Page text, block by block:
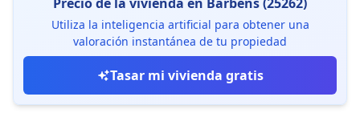
Utiliza la inteligencia artificial para obtener una
valoración instantánea de tu propiedad
Tasar mi vivienda gratis